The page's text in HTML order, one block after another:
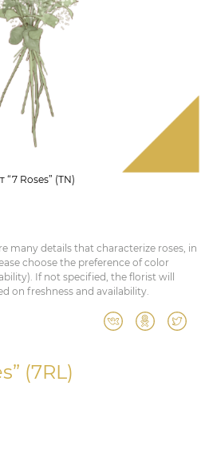
“7 Roses” (TN)
many details that characterize roses, in
choose the preference of color
If not specified, the florist will
on freshness and availability.
(7RL)